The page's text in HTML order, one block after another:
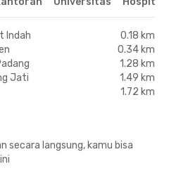
Indah
0.18 km
0.34 km
1.28 km
Jati
1.49 km
1.72 km
secara langsung, kamu bisa